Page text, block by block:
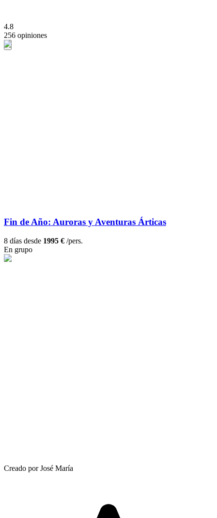
4.8
256 opiniones
Fin de Año: Auroras y Aventuras Árticas
8 días desde 1995 € /pers.
En grupo
Creado por José María